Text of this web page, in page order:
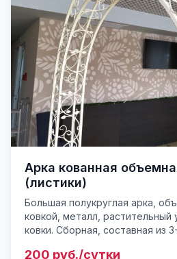
Арка кованная
(листики)
Большая полукруглая арка,
ковкой, металл, растительный
ковки. Сборная, составная из
200 руб./сутки